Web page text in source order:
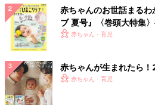
赤ちゃんのお世話まる
ブ 夏号』〈巻頭大特集
く！ おっぱい・ミルク
赤ちゃん・育児
赤ちゃんが生まれたら！
赤ちゃん・育児